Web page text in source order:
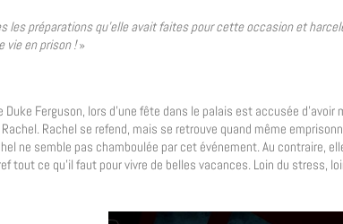
les préparations qu’elle avait faites pour cette occasion et
vie en prison !»
Duke Ferguson, lors d’une fête dans le palais est accusée
Rachel se refend, mais se retrouve quand même
ne semble pas chamboulée par cet événement. Au contraire,
tout ce qu’il faut pour vivre de belles vacances. Loin du stress,